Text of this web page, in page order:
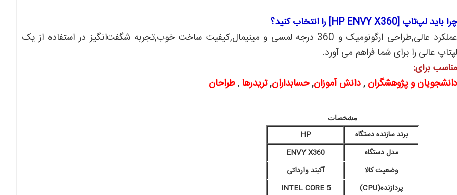
چرا باید لپ‌تاپ [HP ENVY X360] را انتخاب کنید؟
عملکرد عالی,طراحی ارگونومیک و 360 درجه لمسی و مینیمال,کیفیت ساخت خوب,تجربه شگفت‌انگیز در استفاده از یک
لپتاپ عالی را برای شما فراهم می آورد.
مناسب برای:
دانشجویان و پژوهشگران ,دانش آموزان,حسابداران,تریدرها , طراحان
مشخصات
برند سازنده دستگاه
HP
مدل دستگاه
ENVY X360
وضعیت کالا
آکبند وارداتی
پردازنده(CPU)
INTEL CORE 5